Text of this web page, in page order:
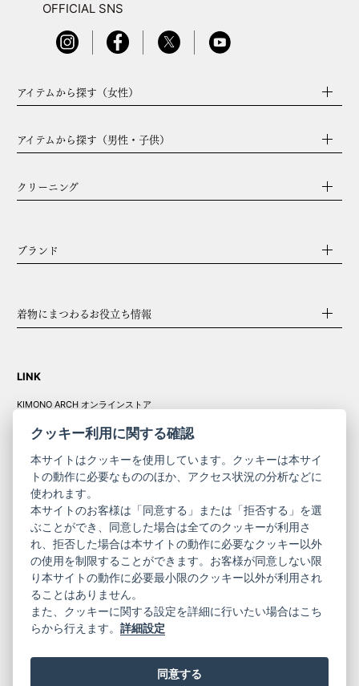
OFFICIAL SNS
アイテムから探す（女性）
アイテムから探す（男性・子供）
クリーニング
ブランド
着物にまつわるお役立ち情報
LINK
KIMONO ARCH オンラインストア
コーポレート
サイト
きものやまと振
袖
サイト
ニュースレター
ご利用案内
お問い合わせ
プライバシーポリシー
特定商取引法に基づく表記
ご利用規約
クッキー利用に関する確認
本サイトはクッキーを使用しています。クッキーは本サイ
トの動作に必要なもののほか、アクセス状況の分析などに
使われます。
本サイトのお客様は「同意する」または「拒否する」を選
ぶことができ、同意した場合は全てのクッキーが利用さ
れ、拒否した場合は本サイトの動作に必要なクッキー以外
の使用を制限することができます。お客様が同意しない限
り本サイトの動作に必要最小限のクッキー以外が利用され
ることはありません。
また、クッキーに関する設定を詳細に行いたい場合はこち
らから行えます。詳細設定
同意する